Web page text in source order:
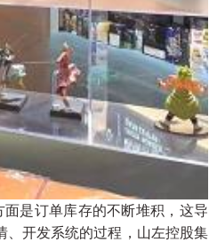
是订单库存的不断堆积，这导
、开发系统的过程，山左控股集